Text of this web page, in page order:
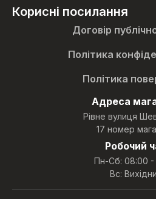
Корисні посилання
Договір
Політика
Політика
Адреса
Рівне вулиця
17 номер
Робочий
Пн-Сб: 08:00 -
Вс: